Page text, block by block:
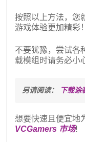
按照以上方法，您
游戏体验更加精彩！
不要犹豫，尝试各
载模组时请务必小
另请阅读： 下载涂
想要快速且便宜地
VCGamers 市场!